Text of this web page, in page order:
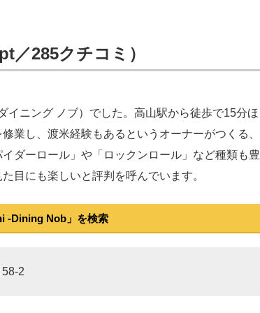
285クチコミ）
ニング ノブ）でした。高山駅から徒歩で15分ほ
業し、渡米経験もあるというオーナーがつくる、
ダーロール」や「ロックンロール」など種類も豊
目にも楽しいと評判を呼んでいます。
-Dining Nob」を検索
2